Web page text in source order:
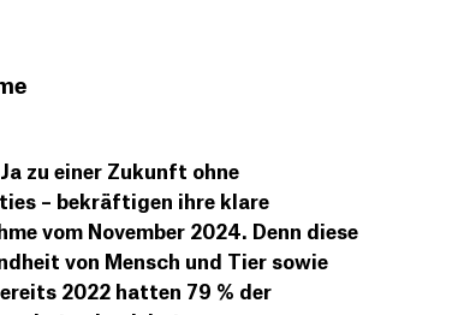
zu einer Zukunft ohne
– bekräftigen ihre klare
vom November 2024. Denn diese
von Mensch und Tier sowie
2022 hatten 79 % der